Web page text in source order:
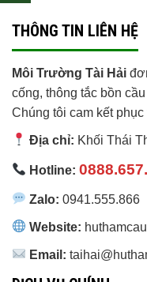
THÔNG TIN LIÊN HỆ
Môi Trường Tài Hải
cống, thông tắc bồn
Chúng tôi cam kết
Địa chỉ: Khối Thái
Hotline:
Zalo: 0941.555.866
Website:
Email: